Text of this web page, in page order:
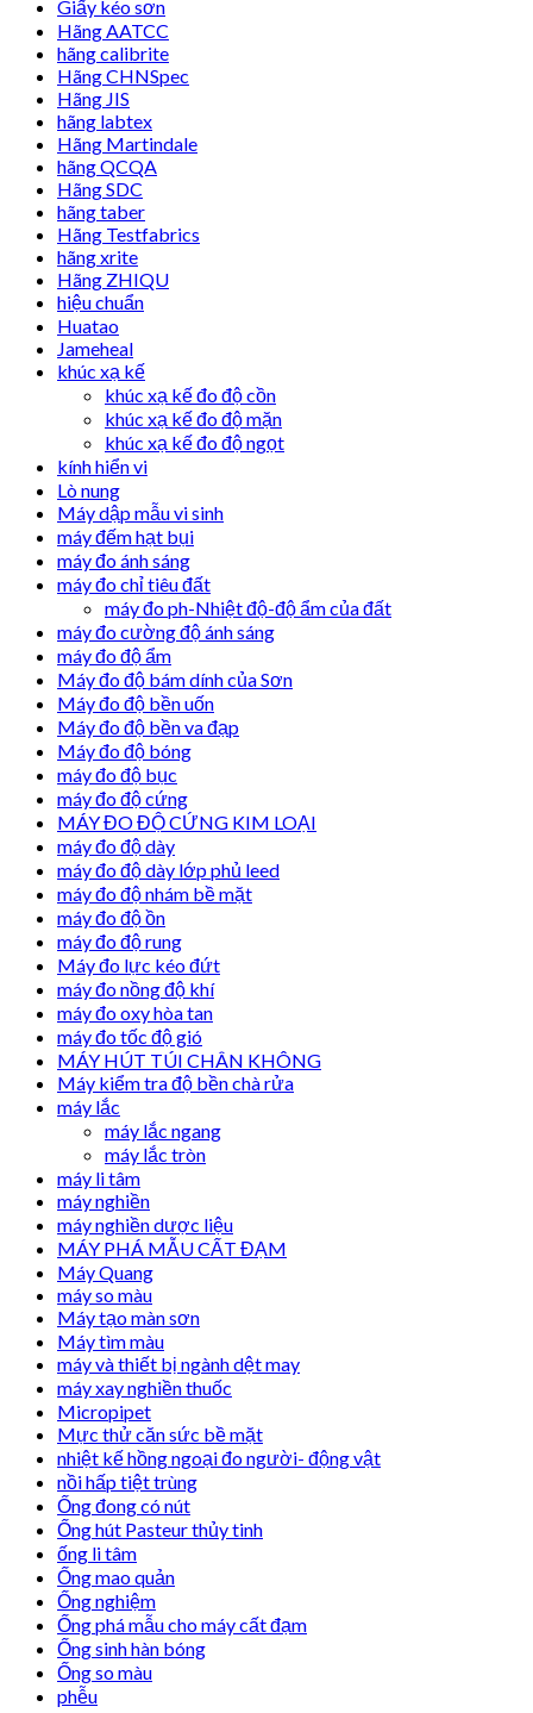
Giấy kéo sơn
Hãng AATCC
hãng calibrite
Hãng CHNSpec
Hãng JIS
hãng labtex
Hãng Martindale
hãng QCQA
Hãng SDC
hãng taber
Hãng Testfabrics
hãng xrite
Hãng ZHIQU
hiệu chuẩn
Huatao
Jameheal
khúc xạ kế
khúc xạ kế đo độ cồn
khúc xạ kế đo độ mặn
khúc xạ kế đo độ ngọt
kính hiển vi
Lò nung
Máy dập mẫu vi sinh
máy đếm hạt bụi
máy đo ánh sáng
máy đo chỉ tiêu đất
máy đo ph-Nhiệt độ-độ ẩm của đất
máy đo cường độ ánh sáng
máy đo độ ẩm
Máy đo độ bám dính của Sơn
Máy đo độ bền uốn
Máy đo độ bền va đạp
Máy đo độ bóng
máy đo độ bục
máy đo độ cứng
MÁY ĐO ĐỘ CỨNG KIM LOẠI
máy đo độ dày
máy đo độ dày lớp phủ leed
máy đo độ nhám bề mặt
máy đo độ ồn
máy đo độ rung
Máy đo lực kéo đứt
máy đo nồng độ khí
máy đo oxy hòa tan
máy đo tốc độ gió
MÁY HÚT TÚI CHÂN KHÔNG
Máy kiểm tra độ bền chà rửa
máy lắc
máy lắc ngang
máy lắc tròn
máy li tâm
máy nghiền
máy nghiền dược liệu
MÁY PHÁ MẪU CẤT ĐẠM
Máy Quang
máy so màu
Máy tạo màn sơn
Máy tìm màu
máy và thiết bị ngành dệt may
máy xay nghiền thuốc
Micropipet
Mực thử căn sức bề mặt
nhiệt kế hồng ngoại đo người- động vật
nồi hấp tiệt trùng
Ống đong có nút
Ống hút Pasteur thủy tinh
ống li tâm
Ống mao quản
Ống nghiệm
Ống phá mẫu cho máy cất đạm
Ống sinh hàn bóng
Ống so màu
phễu